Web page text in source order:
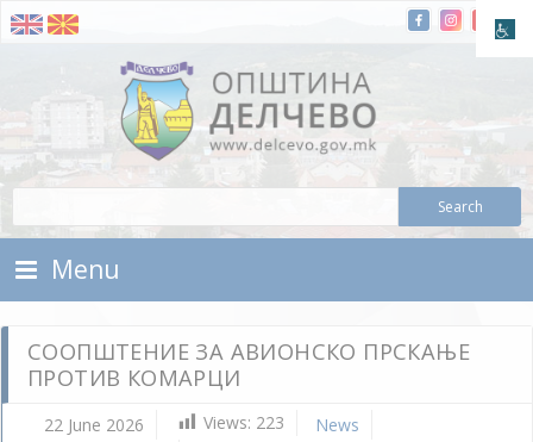
Skip To Content
Municipality of Delchevo
Menu
СООПШТЕНИЕ ЗА АВИОНСКО ПРСКАЊЕ
ПРОТИВ КОМАРЦИ
22 June 2026 Views: 223
News